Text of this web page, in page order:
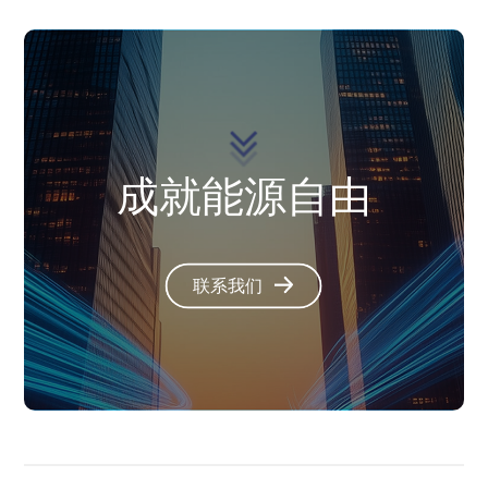
成就能源自由
联系我们